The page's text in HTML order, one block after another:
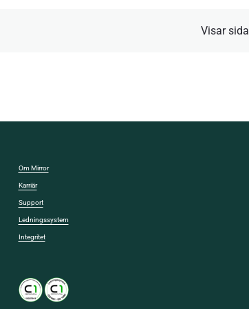
Visar sida
Om Mirror
Karriär
Support
Ledningssystem
Integritet